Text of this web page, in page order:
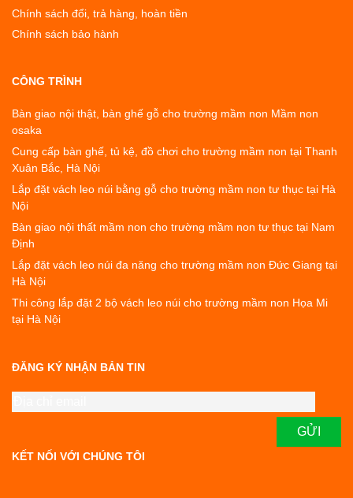
Chính sách đổi, trả hàng, hoàn tiền
Chính sách bảo hành
CÔNG TRÌNH
Bàn giao nội thật, bàn ghế gỗ cho trường mầm non Mầm non
osaka
Cung cấp bàn ghế, tủ kệ, đồ chơi cho trường mầm non tại Thanh
Xuân Bắc, Hà Nội
Lắp đặt vách leo núi bằng gỗ cho trường mầm non tư thục tại Hà
Nội
Bàn giao nội thất mầm non cho trường mầm non tư thục tại Nam
Định
Lắp đặt vách leo núi đa năng cho trường mầm non Đức Giang tại
Hà Nội
Thi công lắp đặt 2 bộ vách leo núi cho trường mầm non Họa Mi
tại Hà Nội
ĐĂNG KÝ NHẬN BẢN TIN
KẾT NỐI VỚI CHÚNG TÔI